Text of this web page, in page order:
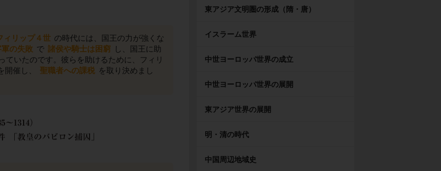
ィリップ４世 の時代には、国王の力が強くな
の失敗 で 諸侯や騎士は困窮
し、国王に助
ていたのです。彼らを助けるために、フィリ
開催し、
聖職者への課税 を取り決めまし
東アジア文明圏の形成（隋・唐）
イスラーム世界
中世ヨーロッパ世界の成立
中世ヨーロッパ世界の展開
東アジア世界の展開
明・清の時代
中国周辺地域史